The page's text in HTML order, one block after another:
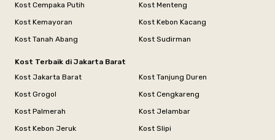
Kost Cempaka Putih
Kost Menteng
Kost Kemayoran
Kost Kebon Kacang
Kost Tanah Abang
Kost Sudirman
Kost Terbaik di Jakarta Barat
Kost Jakarta Barat
Kost Tanjung Duren
Kost Grogol
Kost Cengkareng
Kost Palmerah
Kost Jelambar
Kost Kebon Jeruk
Kost Slipi